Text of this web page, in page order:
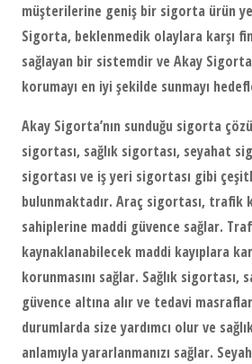
müşterilerine geniş bir sigorta ürün
Sigorta, beklenmedik olaylara karşı
sağlayan bir sistemdir ve Akay
korumayı en iyi şekilde sunmayı
Akay Sigorta’nın sunduğu sigorta
sigortası, sağlık sigortası, seyahat
sigortası ve iş yeri sigortası gibi
bulunmaktadır. Araç sigortası, trafik
sahiplerine maddi güvence sağlar.
kaynaklanabilecek maddi kayıplara
korunmasını sağlar. Sağlık sigortası,
güvence altına alır ve tedavi
durumlarda size yardımcı olur ve
anlamıyla yararlanmanızı sağlar.